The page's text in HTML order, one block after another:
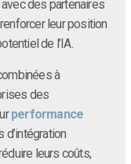
des partenaires
leur position
de l’IA.
à
des
performance
d’intégration
leurs coûts,